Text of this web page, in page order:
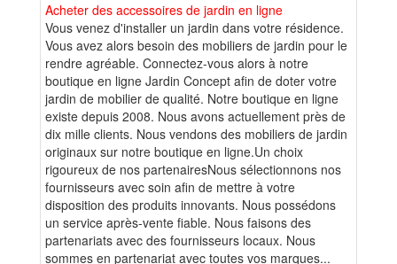
Acheter des accessoires de jardin en ligne
Vous venez d'installer un jardin dans votre résidence.
Vous avez alors besoin des mobiliers de jardin pour le
rendre agréable. Connectez-vous alors à notre
boutique en ligne Jardin Concept afin de doter votre
jardin de mobilier de qualité. Notre boutique en ligne
existe depuis 2008. Nous avons actuellement près de
dix mille clients. Nous vendons des mobiliers de jardin
originaux sur notre boutique en ligne.Un choix
rigoureux de nos partenairesNous sélectionnons nos
fournisseurs avec soin afin de mettre à votre
disposition des produits innovants. Nous possédons
un service après-vente fiable. Nous faisons des
partenariats avec des fournisseurs locaux. Nous
sommes en partenariat avec toutes vos marques...